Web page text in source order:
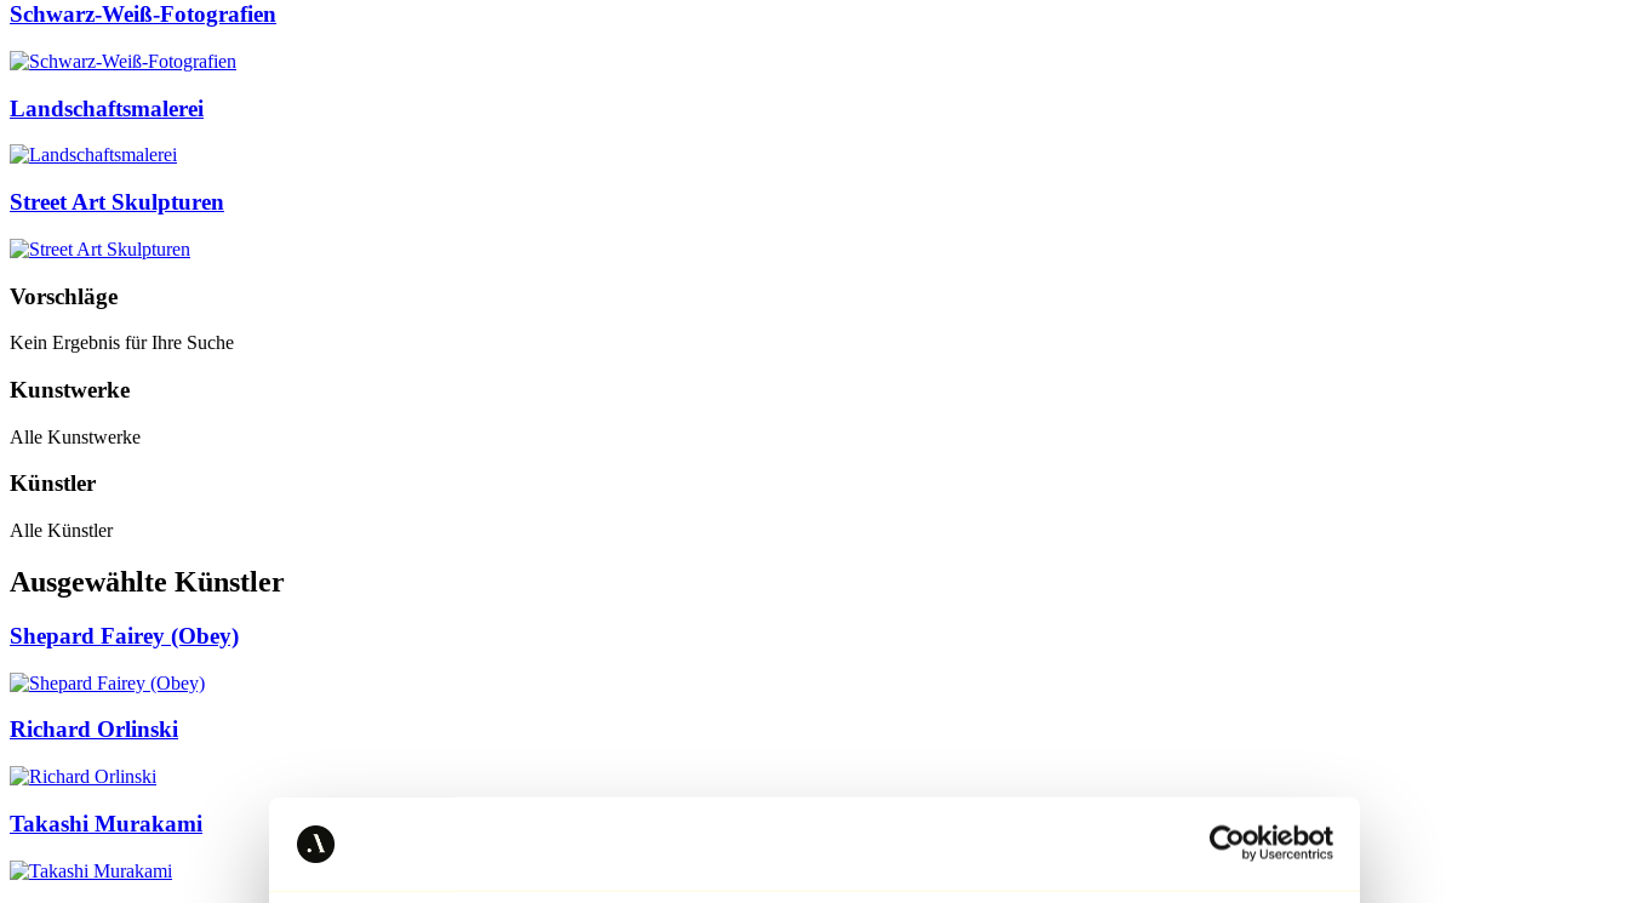
Schwarz-Weiß-Fotografien
Landschaftsmalerei
Street Art Skulpturen
Vorschläge
Kein Ergebnis für Ihre Suche
Kunstwerke
Alle Kunstwerke
Künstler
Alle Künstler
Ausgewählte Künstler
Shepard Fairey (Obey)
Richard Orlinski
Takashi Murakami